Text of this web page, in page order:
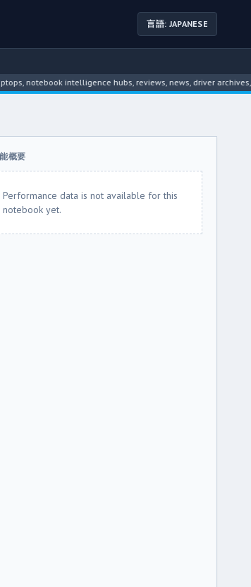
言語: JAPANESE
intelligence hubs, reviews, news, driver archives, and
概要
Performance data is not available for this
notebook yet.